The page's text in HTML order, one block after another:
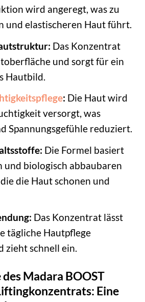
wird angeregt, was zu
und elastischeren Haut führt.
Das Konzentrat
und sorgt für ein
Hautbild.
: Die Haut wird
versorgt, was
Spannungsgefühle reduziert.
Die Formel basiert
und biologisch abbaubaren
die Haut schonen und
Das Konzentrat lässt
tägliche Hautpflege
zieht schnell ein.
Madara BOOST
Eine